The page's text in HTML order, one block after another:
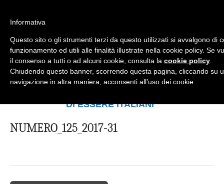
Mondo Italiano nel Mondo
LE INTERVISTE SONO AGLI ITALIANI CHE
RICOPRONO RUOLI ISTITUZIONALI, A
QUELLI CHE RAPPRESENTANO LA
SOCIETÀ E A CHI È UN "COMUNE
CITTADINO" ...
DI ESSERE ITALIANI"
NUMERO_125_2017-31
Informativa
Questo sito o gli strumenti terzi da questo utilizzati si avvalgono di
funzionamento ed utili alle finalità illustrate nella cookie policy. Se
il consenso a tutti o ad alcuni cookie, consulta la cookie policy
Chiudendo questo banner, scorrendo questa pagina, cliccando su
navigazione in altra maniera, acconsenti all’uso dei cookie.